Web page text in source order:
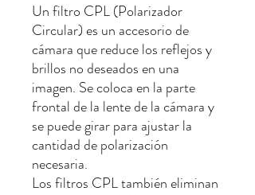
Un filtro CPL (Polarizador
Circular) es un accesorio de
cámara que reduce los reflejos y
brillos no deseados en una
imagen. Se coloca en la parte
frontal de la lente de la cámara y
se puede girar para ajustar la
cantidad de polarización
necesaria.
Los filtros CPL también eliminan